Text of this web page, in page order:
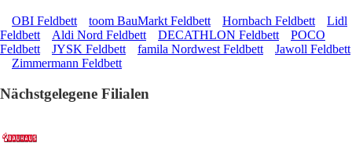
OBI Feldbett toom BauMarkt Feldbett Hornbach Feldbett
Lidl
Feldbett
Aldi Nord Feldbett DECATHLON Feldbett
POCO
Feldbett
JYSK Feldbett famila Nordwest Feldbett
Jawoll Feldbett
Zimmermann Feldbett
Nächstgelegene Filialen